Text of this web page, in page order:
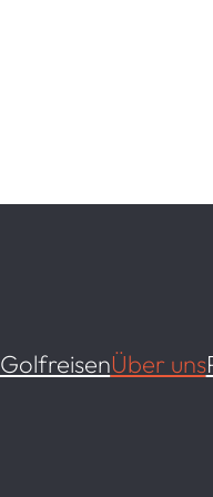
GolfreisenÜber uns